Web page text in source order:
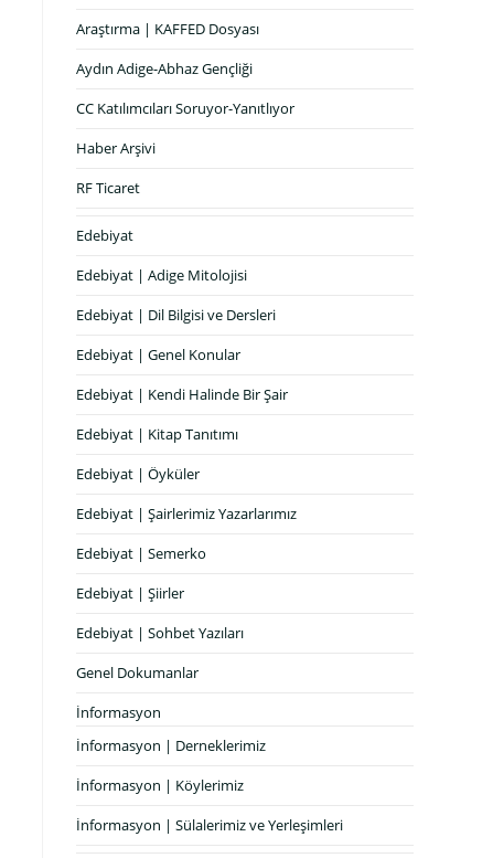
Araştırma | KAFFED Dosyası
Aydın Adige-Abhaz Gençliği
CC Katılımcıları Soruyor-Yanıtlıyor
Haber Arşivi
RF Ticaret
Edebiyat
Edebiyat | Adige Mitolojisi
Edebiyat | Dil Bilgisi ve Dersleri
Edebiyat | Genel Konular
Edebiyat | Kendi Halinde Bir Şair
Edebiyat | Kitap Tanıtımı
Edebiyat | Öyküler
Edebiyat | Şairlerimiz Yazarlarımız
Edebiyat | Semerko
Edebiyat | Şiirler
Edebiyat | Sohbet Yazıları
Genel Dokumanlar
İnformasyon
İnformasyon | Derneklerimiz
İnformasyon | Köylerimiz
İnformasyon | Sülalerimiz ve Yerleşimleri